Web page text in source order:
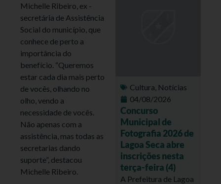
Michelle Ribeiro, ex -
secretária de Assistência
Social do município, que
conhece de perto a
importância do
benefício. “Queremos
estar cada dia mais perto
de vocês, olhando no
olho, vendo a
necessidade de vocês.
Não apenas com a
assistência, mas todas as
secretarias dando
suporte”, destacou
Michelle Ribeiro.
Cultura, Notícias
04/08/2026
Concurso
Municipal de
Fotografia 2026 de
Lagoa Seca abre
inscrições nesta
terça-feira (4)
A Prefeitura de Lagoa